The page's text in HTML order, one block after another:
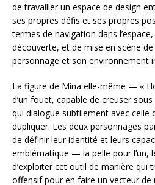
de travailler un espace de design
ses propres défis et ses propres
termes de navigation dans
découverte, et de mise en scène
personnage et son environnement
La figure de Mina elle-même — «
d’un fouet, capable de creuser
qui dialogue subtilement avec celle
dupliquer. Les deux personnages
de définir leur identité et leurs
emblématique — la pelle pour l’un,
d’exploiter cet outil de manière qui
offensif pour en faire un vecteur de